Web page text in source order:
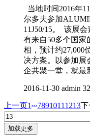
当地时间2016年
尔多夫参加
11J50/15。 该展
有来自50多个国家
相，预计约27,000
决方案。以参加展
企共聚一堂，就最
2016-11-30 admin
上一页1...7891011 1213下
加载更多